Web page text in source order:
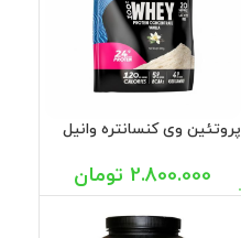
پروتئین وی کنسانتره وانیل
2.800.000 تومان